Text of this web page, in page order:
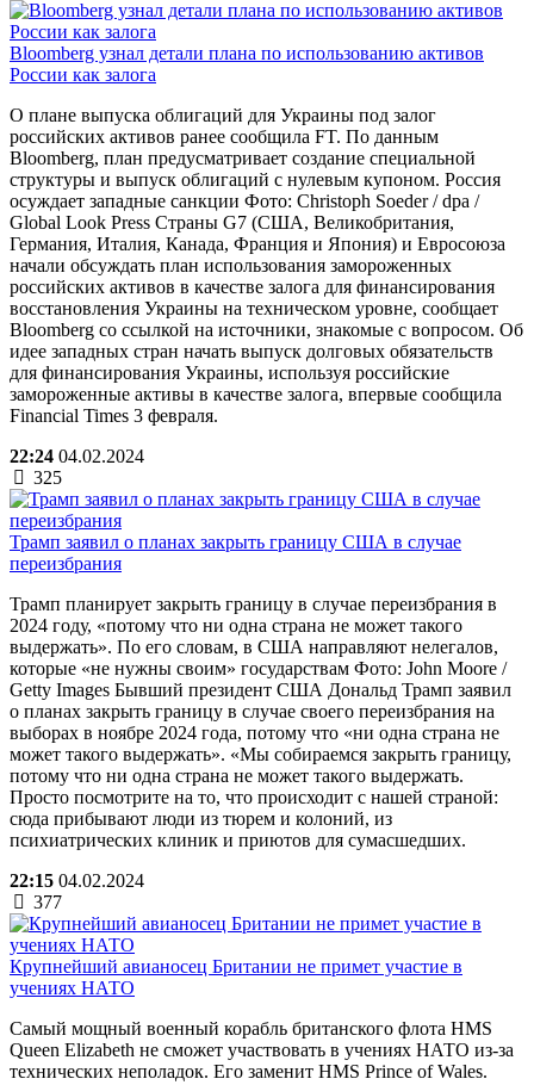
Bloomberg узнал детали плана по использованию активов
России как залога
О плане выпуска облигаций для Украины под залог
российских активов ранее сообщила FT. По данным
Bloomberg, план предусматривает создание специальной
структуры и выпуск облигаций с нулевым купоном. Россия
осуждает западные санкции Фото: Christoph Soeder / dpa /
Global Look Press Страны G7 (США, Великобритания,
Германия, Италия, Канада, Франция и Япония) и Евросоюза
начали обсуждать план использования замороженных
российских активов в качестве залога для финансирования
восстановления Украины на техническом уровне, сообщает
Bloomberg со ссылкой на источники, знакомые с вопросом. Об
идее западных стран начать выпуск долговых обязательств
для финансирования Украины, используя российские
замороженные активы в качестве залога, впервые сообщила
Financial Times 3 февраля.
22:24 04.02.2024
325
Трамп заявил о планах закрыть границу США в случае
переизбрания
Трамп планирует закрыть границу в случае переизбрания в
2024 году, «потому что ни одна страна не может такого
выдержать». По его словам, в США направляют нелегалов,
которые «не нужны своим» государствам Фото: John Moore /
Getty Images Бывший президент США Дональд Трамп заявил
о планах закрыть границу в случае своего переизбрания на
выборах в ноябре 2024 года, потому что «ни одна страна не
может такого выдержать». «Мы собираемся закрыть границу,
потому что ни одна страна не может такого выдержать.
Просто посмотрите на то, что происходит с нашей страной:
сюда прибывают люди из тюрем и колоний, из
психиатрических клиник и приютов для сумасшедших.
22:15 04.02.2024
377
Крупнейший авианосец Британии не примет участие в
учениях НАТО
Самый мощный военный корабль британского флота HMS
Queen Elizabeth не сможет участвовать в учениях НАТО из-за
технических неполадок. Его заменит HMS Prince of Wales.